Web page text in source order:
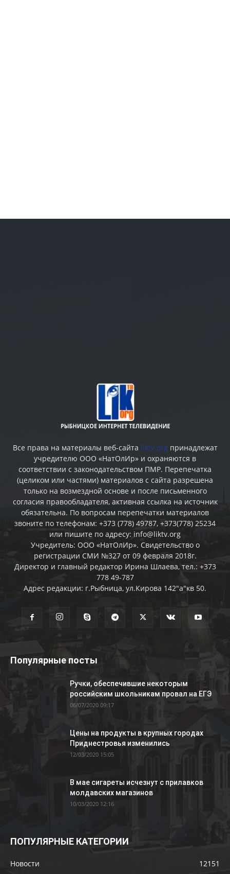
Все права на материалы веб-сайта liktv.org принадлежат
учредителю ООО «НатОлИр» и охраняются в
соответствии с законодательством ПМР. Перепечатка
(целиком или частями) материалов c сайта разрешена
только на возмездной основе и после письменного
согласия правообладателя, активная ссылка на источник
обязательна. По вопросам перепечатки материалов
звоните по телефонам: +373 (778) 49787, +373(778) 25234
или пишите по адресу: info@liktv.org
Учредитель: ООО «НатОлИр». Свидетельство о
регистрации СМИ №327 от 09 февраля 2018г.
Директор и главный редактор Ирина Шлаева, тел.: +373
778 49-787
Адрес редакции: г.Рыбница, ул.Кирова 142"а"кв 50.
Популярные посты
Ручки, обеспечившие некоторым
российским школьникам провал на ЕГЭ
06/07/2020 09:17
Цены на продукты в крупных городах
Приднестровья изменились
12/03/2020 15:05
В мае сигареты исчезнут с прилавков
молдавских магазинов
10/03/2020 12:16
ПОПУЛЯРНЫЕ КАТЕГОРИИ
Новости 12151